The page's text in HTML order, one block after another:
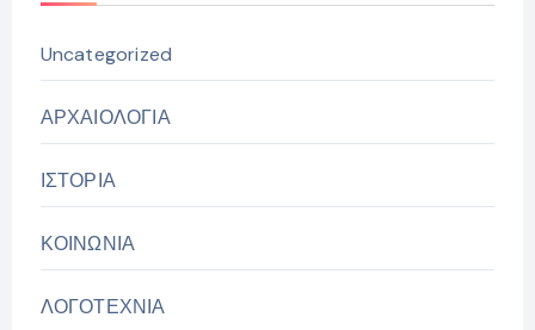
Uncategorized
ΑΡΧΑΙΟΛΟΓΙΑ
ΙΣΤΟΡΙΑ
ΚΟΙΝΩΝΙΑ
ΛΟΓΟΤΕΧΝΙΑ